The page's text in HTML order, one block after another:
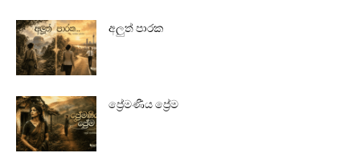
අලුත් පාරක
ප්‍රේමණීය ප්‍රේම